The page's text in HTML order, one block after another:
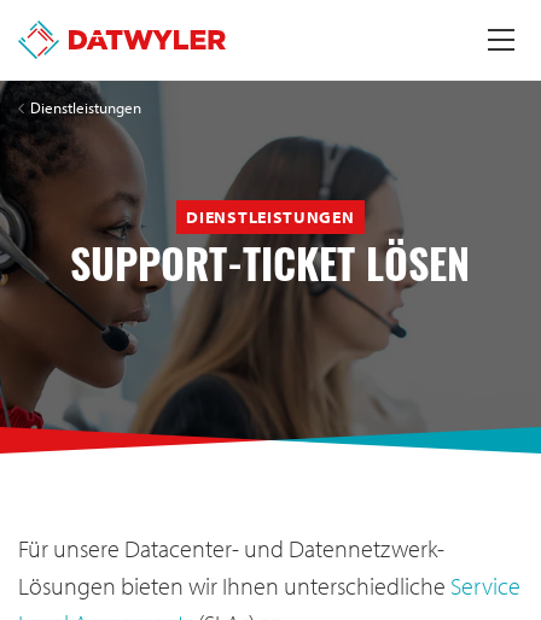
Dienstleistungen
DIENSTLEISTUNGEN
SUPPORT-TICKET LÖSEN
Für unsere Datacenter- und Datennetzwerk-
Lösungen bieten wir Ihnen unterschiedliche Service